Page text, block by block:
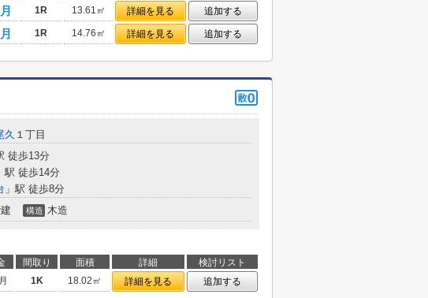
1R 13.61㎡ 詳細を見る
追加する
1R 14.76㎡ 詳細を見る 追加する
久 １丁目
徒歩13分
駅 徒歩14分
」駅 徒歩8分
構造 木造
間取り 面積 詳細
検討リスト
1K 18.02㎡ 詳細を見る 追加する